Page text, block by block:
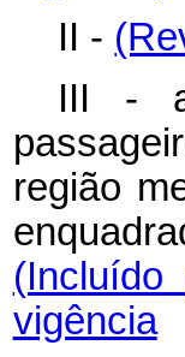
II -
III -
região
vigência